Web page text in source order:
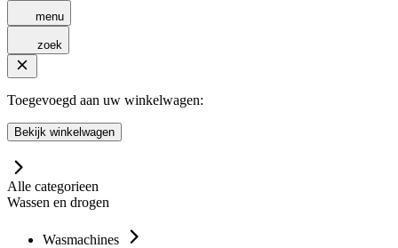
menu
zoek
Toegevoegd aan uw winkelwagen:
Bekijk winkelwagen
Alle categorieen
Wassen en drogen
Wasmachines